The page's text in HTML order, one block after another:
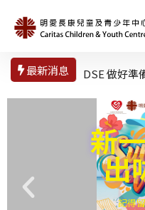
最新消息 「好好聽我
新
出
記得